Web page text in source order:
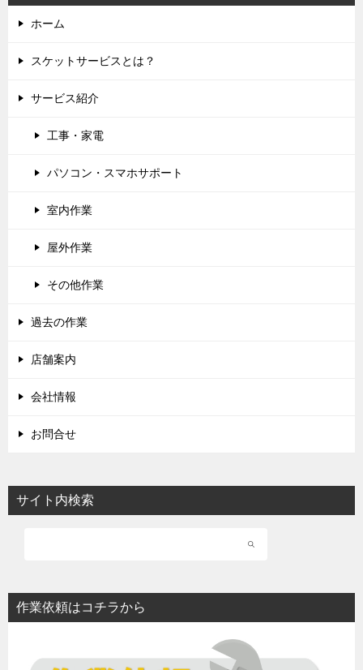
ホーム
スケットサービスとは？
サービス紹介
工事・家電
パソコン・スマホサポート
室内作業
屋外作業
その他作業
過去の作業
店舗案内
会社情報
お問合せ
サイト内検索
作業依頼はコチラから